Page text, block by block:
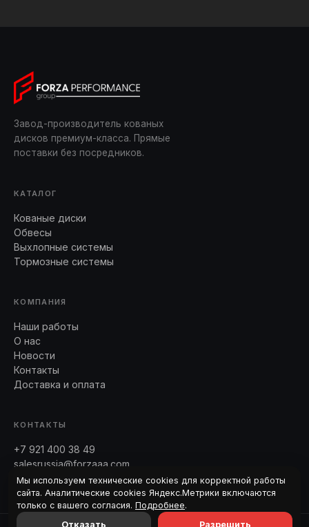
Завод-производитель кованых
дисков премиум-класса. Прямые
поставки без посредников.
КАТАЛОГ
Кованые диски
Обвесы
Выхлопные системы
Тормозные системы
КОМПАНИЯ
Наши работы
О нас
Новости
Контакты
Доставка и оплата
КОНТАКТЫ
+7 921 400 38 49
salesrussia@forzaaa.com
Telegram · WhatsApp
Мы используем технические cookies для корректной работы
сайта. Аналитические cookies Яндекс.Метрики включаются
только с вашего согласия. Подробнее.
Отказать
Разрешить